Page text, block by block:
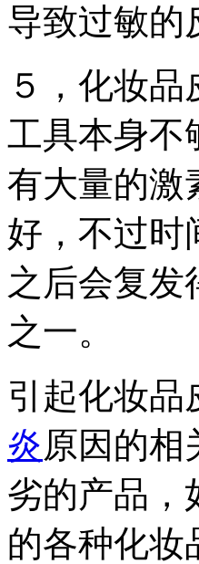
导致过敏的
５，化妆
工具本身不
有大量的激
好，不过时
之后会复发
之一。
引起化妆品
炎原因的相
劣的产品，
的各种化妆